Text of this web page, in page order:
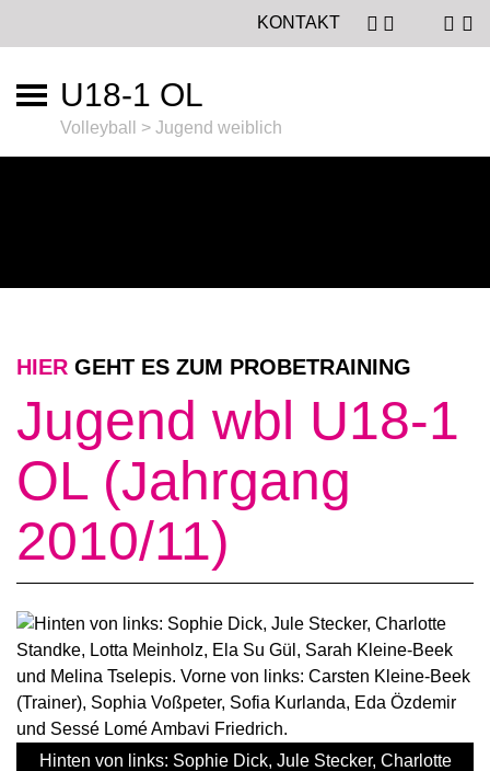
KONTAKT
U18-1 OL
Volleyball > Jugend weiblich
HIER GEHT ES ZUM PROBETRAINING
Jugend wbl U18-1
OL (Jahrgang
2010/11)
Hinten von links: Sophie Dick, Jule Stecker, Charlotte